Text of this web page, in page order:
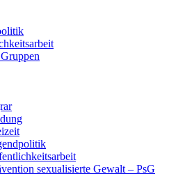
sexualisierte Gewalt – PsG